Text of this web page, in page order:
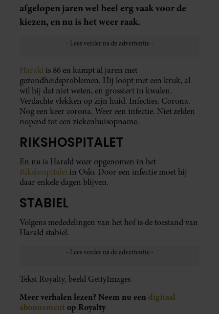
afgelopen jaren wel heel erg vaak voor de
kiezen, en nu is het weer raak.
Harald is 86 en kampt al jaren met
gezondheidsproblemen. Hij loopt met een kruk, al
wil hij dat niet weten, en grossiert in kwalen.
Verdachte vlekken op zijn huid. Infecties. Corona.
Nog een keer corona. Weer een infectie. Niet zelden
nopend tot een ziekenhuisopname.
RIKSHOSPITALET
En nu is Harald weer opgenomen in het
Rikshospitalet in Oslo. Door een infectie moet hij
daar enkele dagen blijven.
STABIEL
Volgens mededelingen van het hof is de toestand van
Harald stabiel.
Tekst Royalty, beeld GettyImages
Meer verhalen lezen? Neem nu een digitaal
abonnement op Royalty